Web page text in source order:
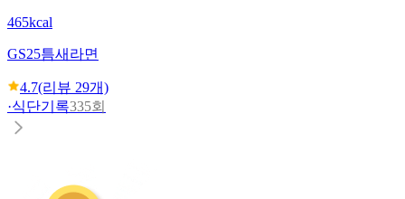
465kcal
GS25틈새라면
4.7(리뷰 29개)
·식단기록335회